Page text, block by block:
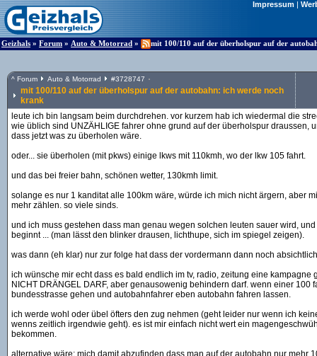
Impressum|
Geizhals » Forum » Auto & Motorrad » mit 100/110 auf der überholspur auf der
^ Forum Auto & Motorrad #3728747
mit 100/110 auf der überholspur auf der autobahn: ich werde noch
krank
leute ich bin langsam beim durchdrehen. vor kurzem hab ich wiedermal die
wie üblich sind UNZÄHLIGE fahrer ohne grund auf der überholspur draussen,
dass jetzt was zu überholen wäre.
oder... sie überholen (mit pkws) einige lkws mit 110kmh, wo der lkw 105 fahrt.
und das bei freier bahn, schönen wetter, 130kmh limit.
solange es nur 1 kanditat alle 100km wäre, würde ich mich nicht ärgern, aber
mehr zählen. so viele sinds.
und ich muss gestehen dass man genau wegen solchen leuten sauer wird,
beginnt ... (man lässt den blinker drausen, lichthupe, sich im spiegel zeigen).
was dann (eh klar) nur zur folge hat dass der vordermann dann noch
ich wünsche mir echt dass es bald endlich im tv, radio, zeitung eine kampagne
NICHT DRÄNGEL DARF, aber genausowenig behindern darf. wenn einer 100
bundesstrasse gehen und autobahnfahrer eben autobahn fahren lassen.
ich werde wohl oder übel öfters den zug nehmen (geht leider nur wenn ich
wenns zeitlich irgendwie geht). es ist mir einfach nicht wert ein
bekommen.
alternative wäre: mich damit abzufinden dass man auf der autobahn nur mehr